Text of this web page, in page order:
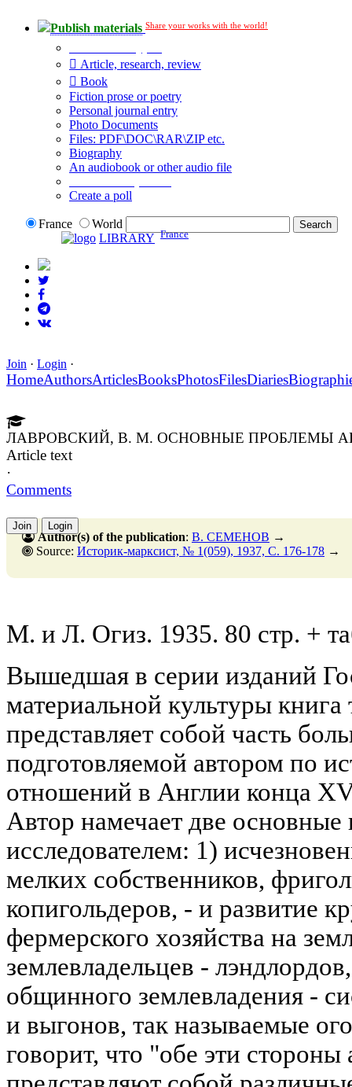
Publish materials Share your works with the world!
Article, research, review
Book
Fiction prose or poetry
Personal journal entry
Photo Documents
Files: PDF\DOC\RAR\ZIP etc.
Biography
An audiobook or other audio file
Create a poll
France
World
LIBRARY France
Join · Login ·
HomeAuthorsArticlesBooksPhotosFilesDiaries
ЛАВРОВСКИЙ, В. М. ОСНОВНЫЕ ПРОБЛЕМЫ
Article text
·
Comments
Join Login
Author(s) of the publication: В. СЕМЕНОВ →
Source: Историк-марксист, № 1(059), 1937, C. 176-178 →
М. и Л. Огиз. 1935. 80 стр. +
Вышедшая в серии изданий
материальной культуры книга
представляет собой часть
подготовляемой автором по
отношений в Англии конца
Автор намечает две
исследователем: 1)
мелких собственников,
копигольдеров, - и развитие
фермерского хозяйства на
землевладельцев -
общинного землевладения -
и выгонов, так называемые
говорит, что "обе эти